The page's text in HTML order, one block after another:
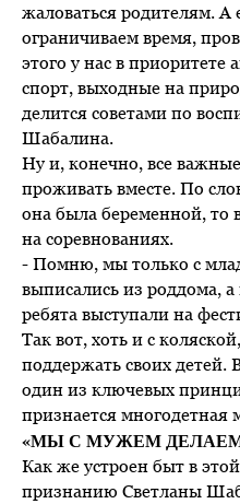
жаловаться родителям.
ограничиваем время,
этого у нас в
спорт, выходные на
делится советами по
Шабалина.
Ну и, конечно, все
проживать вместе. По
она была беременной, то
на соревнованиях.
- Помню, мы только с
выписались из роддома,
ребята выступали на
Так вот, хоть и с
поддержать своих
один из ключевых
признается многодетная
«МЫ С МУЖЕМ
Как же устроен быт в
признанию Светланы